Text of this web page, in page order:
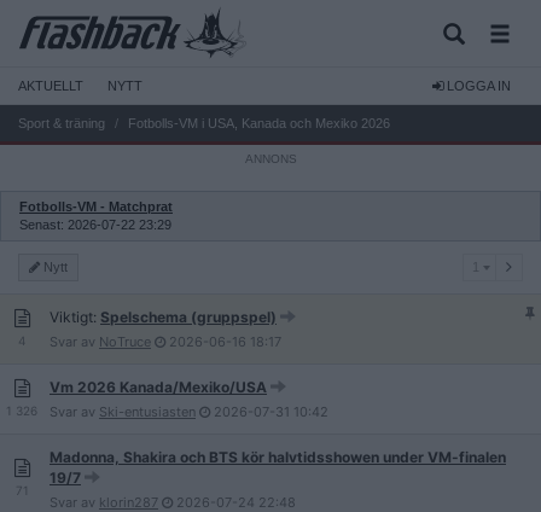
AKTUELLT NYTT LOGGA IN
Sport & träning Fotbolls-VM i USA, Kanada och Mexiko 2026
Fotbolls-VM - Matchprat
Senast: 2026-07-22 23:29
Nytt
4
Viktigt: Spelschema (gruppspel)
Svar av NoTruce 2026-06-16 18:17
1 326
Vm 2026 Kanada/Mexiko/USA
Svar av Ski-entusiasten 2026-07-31 10:42
71
Madonna, Shakira och BTS kör halvtidsshowen under VM-finalen
19/7
Svar av klorin287 2026-07-24 22:48